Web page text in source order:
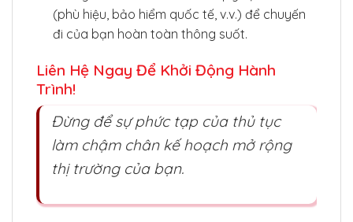
(phù hiệu, bảo hiểm quốc tế, v.v.) để chuyến
đi của bạn hoàn toàn thông suốt.
Liên Hệ Ngay Để Khởi Động Hành
Trình!
Đừng để sự phức tạp của thủ tục
làm chậm chân kế hoạch mở rộng
thị trường của bạn.